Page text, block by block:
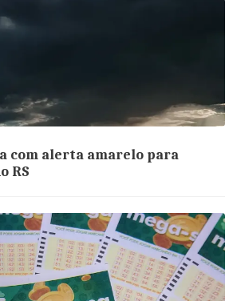
com alerta amarelo para
RS